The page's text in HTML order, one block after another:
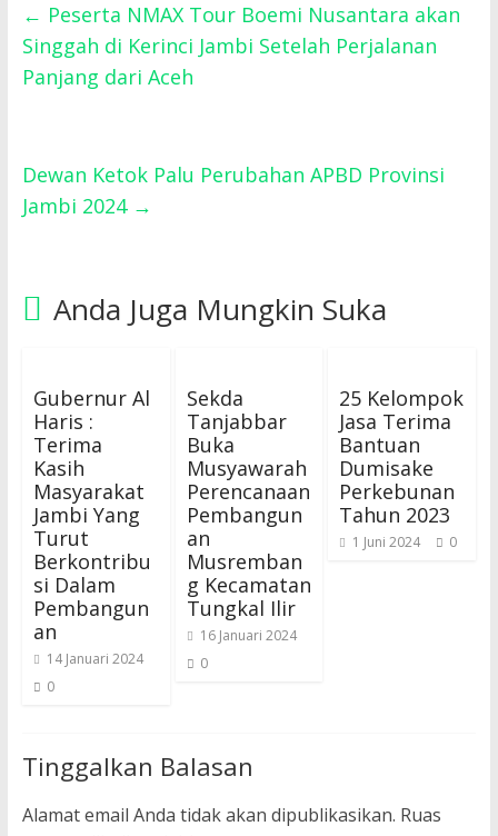
← Peserta NMAX Tour Boemi Nusantara akan
Singgah di Kerinci Jambi Setelah Perjalanan
Panjang dari Aceh
Dewan Ketok Palu Perubahan APBD Provinsi
Jambi 2024 →
Anda Juga Mungkin Suka
Gubernur Al
Haris :
Terima
Kasih
Masyarakat
Jambi Yang
Turut
Berkontribu
si Dalam
Pembangun
an
14 Januari 2024
0
Sekda
Tanjabbar
Buka
Musyawarah
Perencanaan
Pembangun
an
Musremban
g Kecamatan
Tungkal Ilir
16 Januari 2024
0
25 Kelompok
Jasa Terima
Bantuan
Dumisake
Perkebunan
Tahun 2023
1 Juni 2024 0
Tinggalkan Balasan
Alamat email Anda tidak akan dipublikasikan. Ruas